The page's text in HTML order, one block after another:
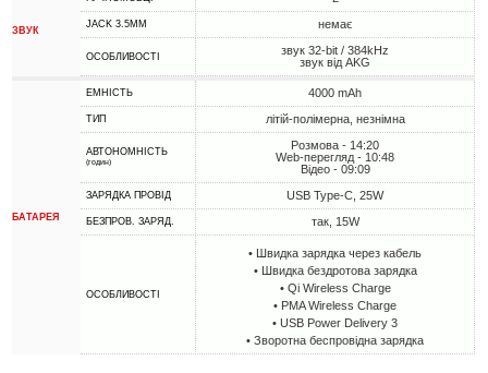
ЗВУК
JACK 3.5MM немає
ОСОБЛИВОСТІ
звук 32-bit / 384kHz
звук від AKG
БАТАРЕЯ
ЕМНІСТЬ 4000 mAh
ТИП літій-полімерна, незнімна
АВТОНОМНІСТЬ
(годин)
Розмова - 14:20
Web-перегляд - 10:48
Відео - 09:09
ЗАРЯДКА ПРОВІД USB Type-C, 25W
БЕЗПРОВ. ЗАРЯД. так, 15W
ОСОБЛИВОСТІ
• Швидка зарядка через кабель
• Швидка бездротова зарядка
• Qi Wireless Charge
• PMA Wireless Charge
• USB Power Delivery 3
• Зворотна беспровідна зарядка